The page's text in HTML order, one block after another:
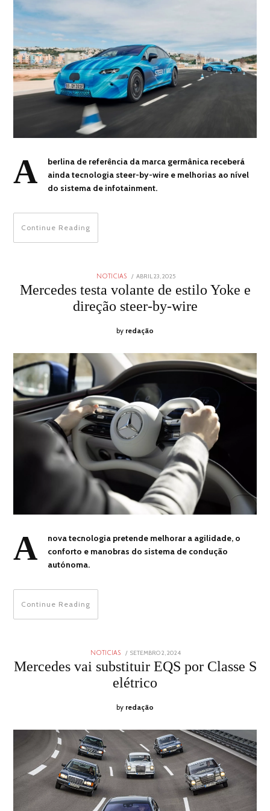
A
berlina de referência da marca germânica receberá
ainda tecnologia steer-by-wire e melhorias ao nível
do sistema de infotainment.
Continue Reading
NOTICIAS
POSTED
ABRIL 23, 2025ABRIL
2025
Mercedes testa volante de estilo Yoke e
direção steer-by-wire
by redação
A
nova tecnologia pretende melhorar a agilidade, o
conforto e manobras do sistema de condução
autónoma.
Continue Reading
NOTICIAS
POSTED
ON
SETEMBRO 2, 2024
2024
Mercedes vai substituir EQS por Classe S
elétrico
by redação